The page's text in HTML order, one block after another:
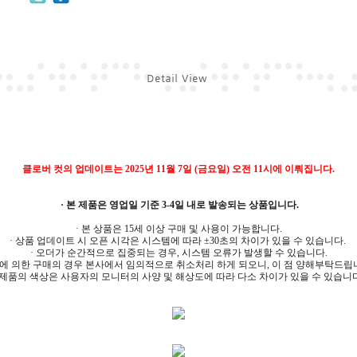
클로버 컷의 업데이트는 2025년 11월 7일 (금요일) 오전 11시에 이뤄집니다.
· 본 제품은 영업일 기준 3-4일 내로 발송되는 상품입니다.
· 본 상품은 15세 이상 구매 및 사용이 가능합니다.
· 상품 업데이트 시 오픈 시각은 시스템에 따라 ±30초의 차이가 있을 수 있습니다.
· 오더가 순간적으로 집중되는 경우, 시스템 오류가 발생할 수 있습니다.
의한 구매의 경우 본사에서 임의적으로 취소처리 하게 되오니, 이 점 양해부탁드립
품의 색상은 사용자의 모니터의 사양 및 해상도에 따라 다소 차이가 있을 수 있습니